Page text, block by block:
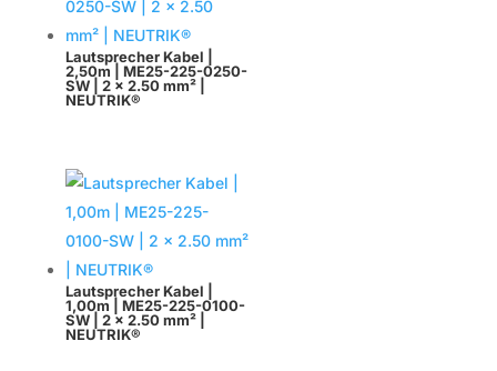
Lautsprecher Kabel |
2,50m | ME25-225-0250-
SW | 2 x 2.50 mm² |
NEUTRIK®
Lautsprecher Kabel |
1,00m | ME25-225-0100-
SW | 2 x 2.50 mm² |
NEUTRIK®